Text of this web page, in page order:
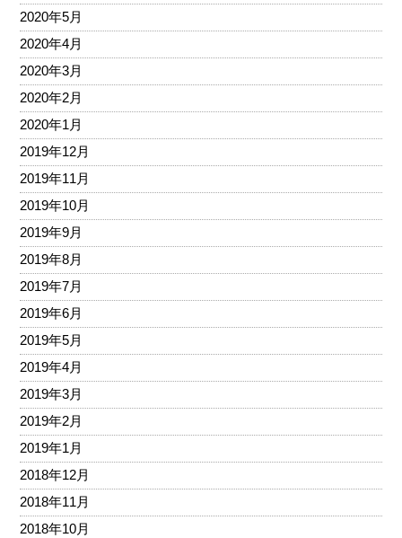
2020年5月
2020年4月
2020年3月
2020年2月
2020年1月
2019年12月
2019年11月
2019年10月
2019年9月
2019年8月
2019年7月
2019年6月
2019年5月
2019年4月
2019年3月
2019年2月
2019年1月
2018年12月
2018年11月
2018年10月